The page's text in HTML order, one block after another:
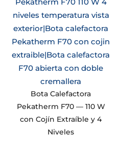
Bota Calefactora
Pekatherm F70 — 110 W
con Cojín Extraíble y 4
Niveles